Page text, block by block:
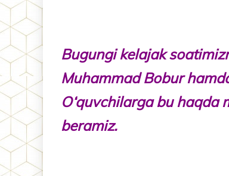
Bugungi kelajak
Muhammad Bobur
O‘quvchilarga bu haqda
beramiz.